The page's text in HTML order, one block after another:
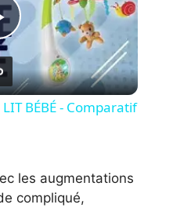
LIT BÉBÉ - Comparatif
les augmentations
compliqué,